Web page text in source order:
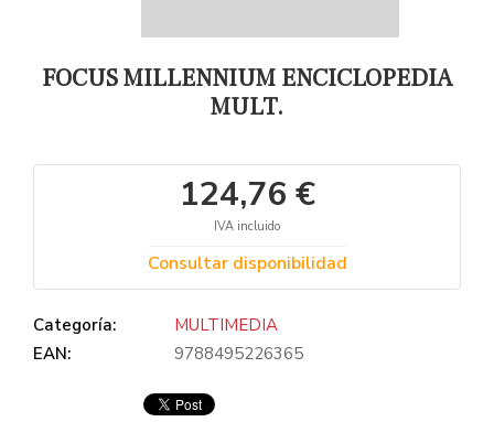
FOCUS MILLENNIUM ENCICLOPEDIA
MULT.
124,76 €
IVA incluido
Consultar disponibilidad
Categoría:
MULTIMEDIA
EAN:
9788495226365